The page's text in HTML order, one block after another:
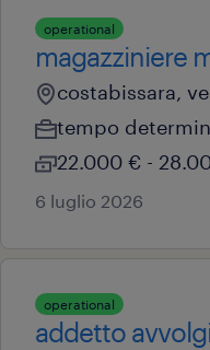
operational
magazziniere
costabissara,
tempo
22.000 € -
6 luglio 2026
operational
addetto